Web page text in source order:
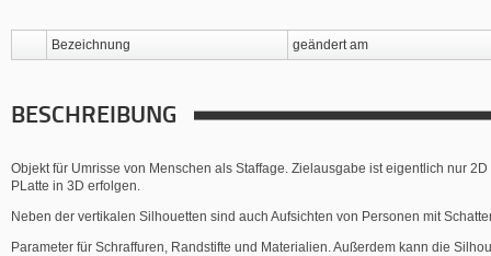
Bezeichnung geändert am
BESCHREIBUNG
Objekt für Umrisse von Menschen als Staffage. Zielausgabe ist eigentlich nur
PLatte in 3D erfolgen.
Neben der vertikalen Silhouetten sind auch Aufsichten von Personen mit
Parameter für Schraffuren, Randstifte und Materialien. Außerdem kann die